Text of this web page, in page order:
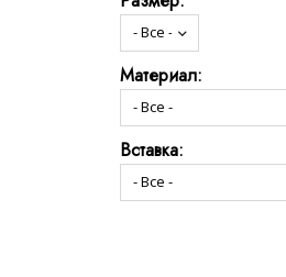
Материал:
Вставка: